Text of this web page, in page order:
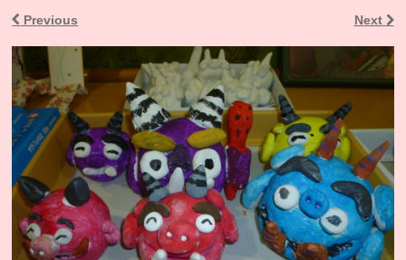
Previous Next